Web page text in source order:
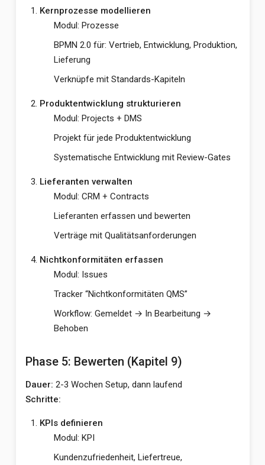
Kernprozesse modellieren
Modul: Prozesse
BPMN 2.0 für: Vertrieb, Entwicklung, Produktion,
Lieferung
Verknüpfe mit Standards-Kapiteln
Produktentwicklung strukturieren
Modul: Projects + DMS
Projekt für jede Produktentwicklung
Systematische Entwicklung mit Review-Gates
Lieferanten verwalten
Modul: CRM + Contracts
Lieferanten erfassen und bewerten
Verträge mit Qualitätsanforderungen
Nichtkonformitäten erfassen
Modul: Issues
Tracker “Nichtkonformitäten QMS”
Workflow: Gemeldet → In Bearbeitung →
Behoben
Phase 5: Bewerten (Kapitel 9)
Dauer: 2-3 Wochen Setup, dann laufend
Schritte:
KPIs definieren
Modul: KPI
Kundenzufriedenheit, Liefertreue,